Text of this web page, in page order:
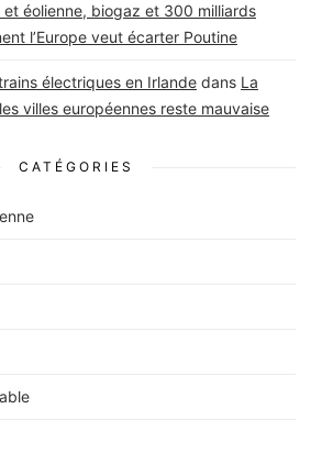
et éolienne, biogaz et 300 milliards
l’Europe veut écarter Poutine
électriques en Irlande dans La
villes européennes reste mauvaise
CATÉGORIES